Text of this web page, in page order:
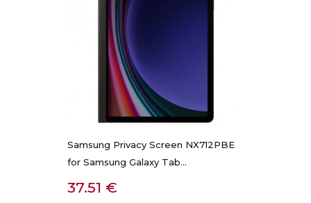
Samsung Privacy Screen NX712PBE
for Samsung Galaxy Tab...
Kaina
37.51 €